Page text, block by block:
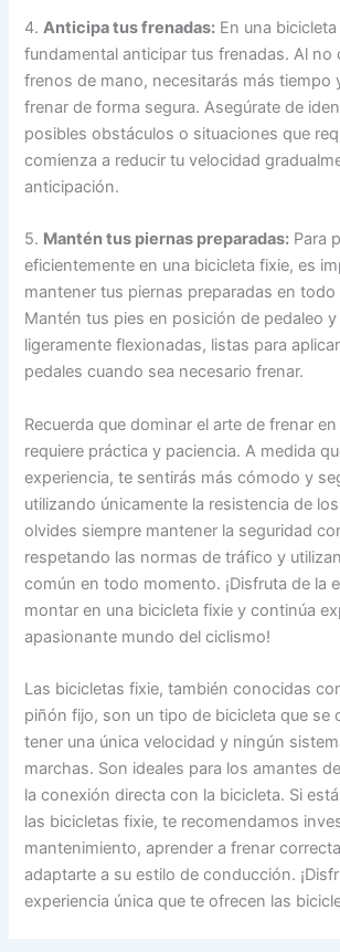
4.Anticipa tus frenadas: En una
fundamental anticipar tus frenadas. Al no
frenos de mano, necesitarás más tiempo
frenar de forma segura. Asegúrate de
posibles obstáculos o situaciones que
comienza a reducir tu velocidad
anticipación.
5. Mantén tus piernas preparadas: Para
eficientemente en una bicicleta fixie, es
mantener tus piernas preparadas en
Mantén tus pies en posición de pedaleo
ligeramente flexionadas, listas para
pedales cuando sea necesario frenar.
Recuerda que dominar el arte de frenar
requiere práctica y paciencia. A medida
experiencia, te sentirás más cómodo y
utilizando únicamente la resistencia de
olvides siempre mantener la seguridad
respetando las normas de tráfico y
común en todo momento. ¡Disfruta de la
montar en una bicicleta fixie y continúa
apasionante mundo del ciclismo!
Las bicicletas fixie, también conocidas
piñón fijo, son un tipo de bicicleta que se
tener una única velocidad y ningún
marchas. Son ideales para los amantes
la conexión directa con la bicicleta. Si
las bicicletas fixie, te recomendamos
mantenimiento, aprender a frenar
adaptarte a su estilo de conducción.
experiencia única que te ofrecen las